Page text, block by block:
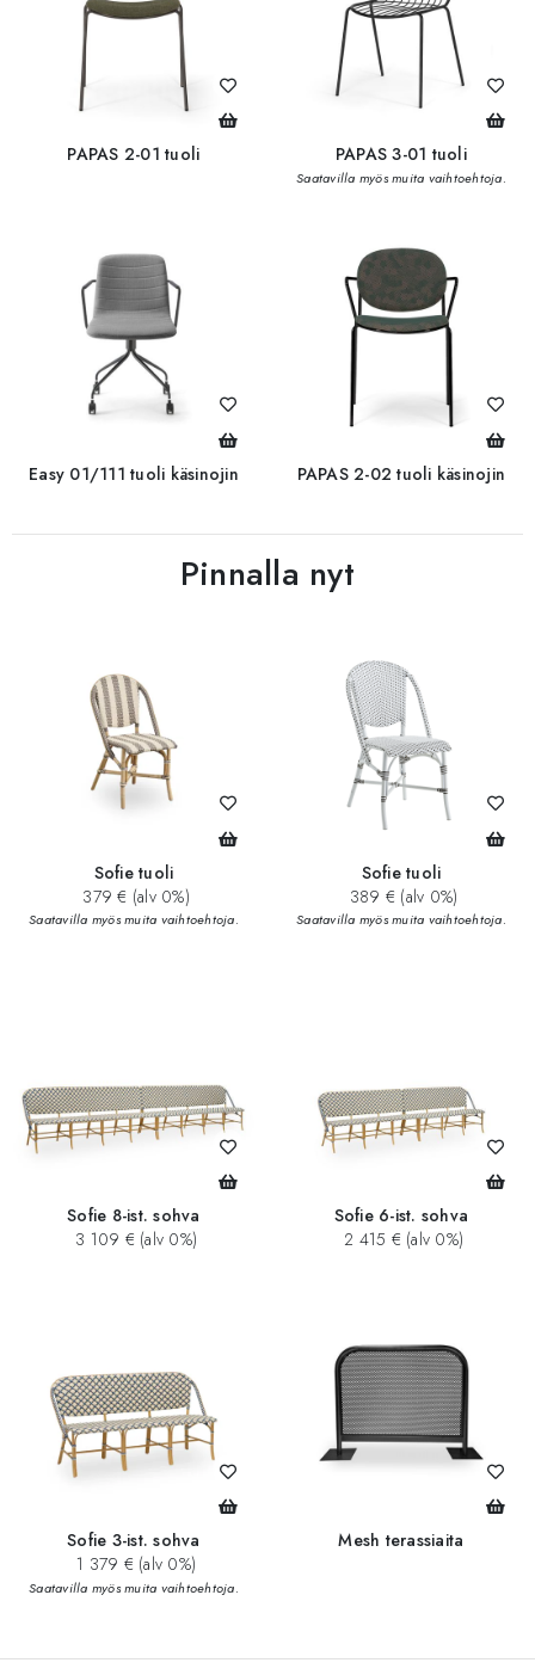
PAPAS 2-01 tuoli PAPAS 3-01 tuoli
Saatavilla myös muita vaihtoehtoja.
Easy 01/111 tuoli käsinojin PAPAS 2-02 tuoli käsinojin
Pinnalla nyt
Sofie tuoli
379 € (alv 0%)
Saatavilla myös muita vaihtoehtoja.
Sofie tuoli
389 € (alv 0%)
Saatavilla myös muita vaihtoehtoja.
Sofie 8-ist. sohva
3 109 € (alv 0%)
Sofie 6-ist. sohva
2 415 € (alv 0%)
Sofie 3-ist. sohva
1 379 € (alv 0%)
Saatavilla myös muita vaihtoehtoja.
Mesh terassiaita